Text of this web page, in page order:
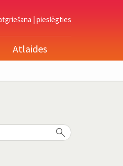
| pieslēgties
Atlaides